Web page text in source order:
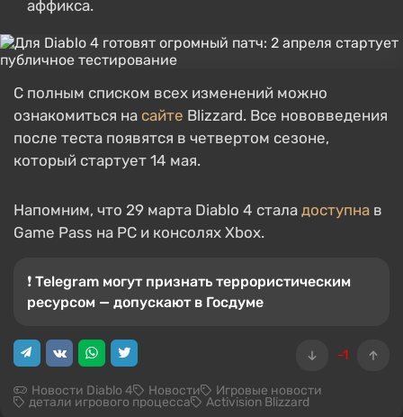
аффикса.
С полным списком всех изменений можно
ознакомиться на сайте Blizzard. Все нововведения
после теста появятся в четвертом сезоне,
который стартует 14 мая.
Напомним, что 29 марта Diablo 4 стала доступна в
Game Pass на PC и консолях Xbox.
❗️ Telegram могут признать террористическим
ресурсом — допускают в Госдуме
-1
Новости Diablo 4 Новости Игровые новости
детали игрового процесса Activision Blizzard